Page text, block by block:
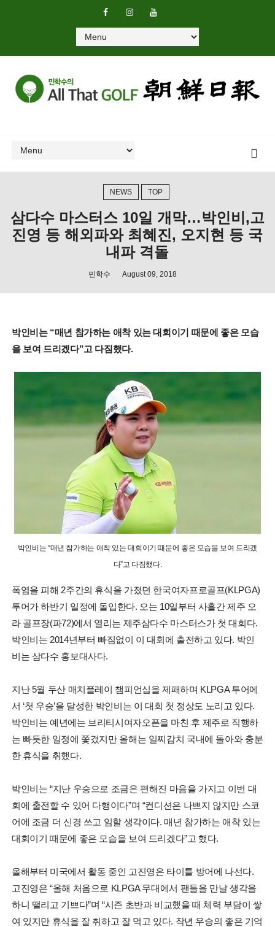
NEWS TOP
삼다수 마스터스 10일 개막…박인비,고
진영 등 해외파와 최혜진, 오지현 등 국
내파 격돌
민학수 August 09, 2018
박인비는 “매년 참가하는 애착 있는 대회이기 때문에 좋은 모습
을 보여 드리겠다”고 다짐했다.
박인비는 “매년 참가하는 애착 있는 대회이기 때문에 좋은 모습을 보여 드리겠
다”고 다짐했다.
폭염을 피해 2주간의 휴식을 가졌던 한국여자프로골프(KLPGA)
투어가 하반기 일정에 돌입한다. 오는 10일부터 사흘간 제주 오
라 골프장(파72)에서 열리는 제주삼다수 마스터스가 첫 대회다.
박인비는 2014년부터 빠짐없이 이 대회에 출전하고 있다. 박인
비는 삼다수 홍보대사다.
지난 5월 두산 매치플레이 챔피언십을 제패하며 KLPGA 투어에
서 ‘첫 우승’을 달성한 박인비는 이 대회 첫 정상도 노리고 있다.
박인비는 예년에는 브리티시여자오픈을 마친 후 제주로 직행하
는 빠듯한 일정에 쫓겼지만 올해는 일찌감치 국내에 돌아와 충분
한 휴식을 취했다.
박인비는 “지난 우승으로 조금은 편해진 마음을 가지고 이번 대
회에 출전할 수 있어 다행이다”며 “컨디션은 나쁘지 않지만 스코
어에 조금 더 신경 쓰고 임할 생각이다. 매년 참가하는 애착 있는
대회이기 때문에 좋은 모습을 보여 드리겠다”고 했다.
올해부터 미국에서 활동 중인 고진영은 타이틀 방어에 나선다.
고진영은 “올해 처음으로 KLPGA 무대에서 팬들을 만날 생각을
하니 떨리고 기쁘다”며 “시즌 초반과 비교했을 때 체력 부담이 쌓
여 있지만 휴식을 잘 취하고 잘 먹고 있다. 작년 우승의 좋은 기억